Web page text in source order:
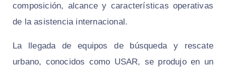
composición, alcance y características operativas
de la asistencia internacional.
La llegada de equipos de búsqueda y rescate
urbano, conocidos como USAR, se produjo en un